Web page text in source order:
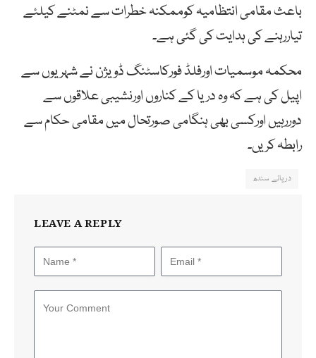
باعث مقامی انتظامیہ کوممکنہ خطرات سے نمٹنے کیلئے
تیاررہنے کی ہدایت کی گئی ہے۔
محکمہ موسمیات اورفلڈ فورکاسٹنگ ڈویژن نے شہریوں سے
اپیل کی ہے کہ وہ دریا کے کناروں اورنشیبی علاقوں سے
دوررہیں اورکسی بھی ہنگامی صورتحال میں مقامی حکام سے
رابطہ کریں۔
دریائے سندھ
LEAVE A REPLY